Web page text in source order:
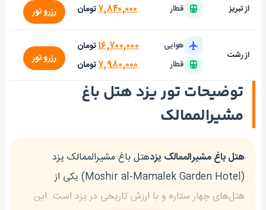
از تبریز قطار ۷,۸۴۰,۰۰۰تومان رزرو تور
از رشت
هوایی ۱۶,۷۰۰,۰۰۰تومان
قطار ۷,۹۸۰,۰۰۰تومان رزرو تور
توضیحات تور یزد هتل باغ
مشیرالممالک
هتل باغ مشیرالممالک یزدهتل باغ مشیرالممالک یزد
(Moshir al-Mamalek Garden Hotel) یکی از
هتل‌های چهار ستاره و با ارزش تاریخی در یزد است. این